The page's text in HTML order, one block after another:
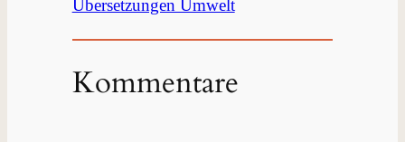
Übersetzungen Umwelt
Kommentare